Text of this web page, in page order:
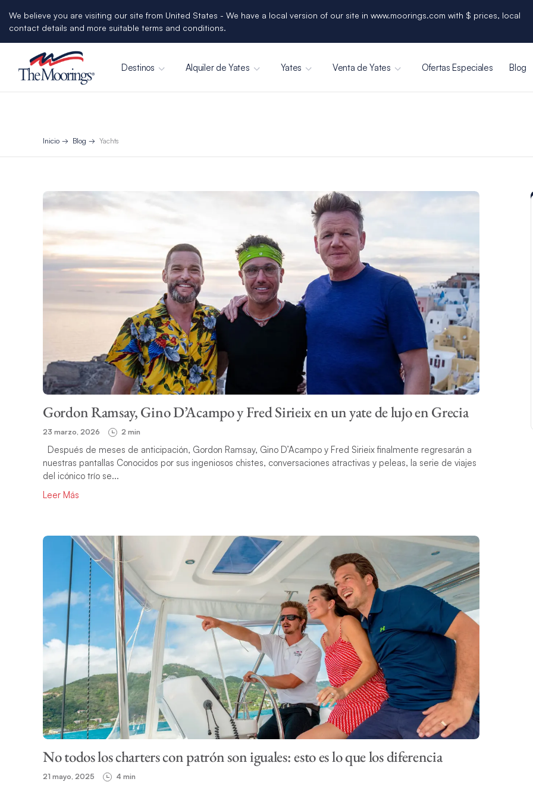
We believe you are visiting our site from United States - We have a local version of our site in www.moorings.com with $ prices, local
contact details and more suitable terms and conditions.
Destinos Alquiler de Yates Yates Venta de Yates Ofertas Especiales Blog
Inicio Blog Yachts
Gordon Ramsay, Gino D’Acampo y Fred Sirieix en un yate de lujo en Grecia
23 marzo, 2026 2 min
Después de meses de anticipación, Gordon Ramsay, Gino D’Acampo y Fred Sirieix finalmente regresarán a
nuestras pantallas Conocidos por sus ingeniosos chistes, conversaciones atractivas y peleas, la serie de viajes
del icónico trío se...
Leer Más
No todos los charters con patrón son iguales: esto es lo que los diferencia
21 mayo, 2025 4 min